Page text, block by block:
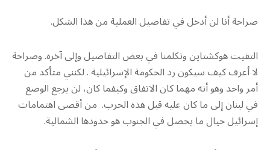
صراحة أنا لن أدخل في تفاصيل العملية من هذا الشكل.
التقيت هوكشتاين وتكلمنا في بعض التفاصيل وإلى آخره. وصراحة
لا أعرف كيف سيكون رد الحكومة الإسرائيلية . لكنني متأكد من
أمر واحد وهو أنه مهما كان الاتفاق وكيفما كان، لن يرجع الوضع
في لبنان إلى ما كان عليه قبل هذه الحرب. من أقصى اهتمامات
إسرائيل حيال ما يحصل في الجنوب هو حدودها الشمالية.